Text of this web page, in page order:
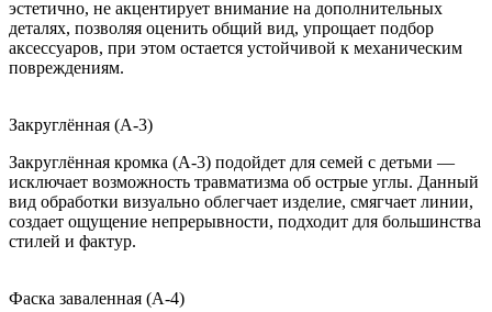
эстетично, не акцентирует внимание на дополнительных
деталях, позволяя оценить общий вид, упрощает подбор
аксессуаров, при этом остается устойчивой к механическим
повреждениям.
Закруглённая (A-3)
Закруглённая кромка (A-3) подойдет для семей с детьми —
исключает возможность травматизма об острые углы. Данный
вид обработки визуально облегчает изделие, смягчает линии,
создает ощущение непрерывности, подходит для большинства
стилей и фактур.
Фаска заваленная (A-4)